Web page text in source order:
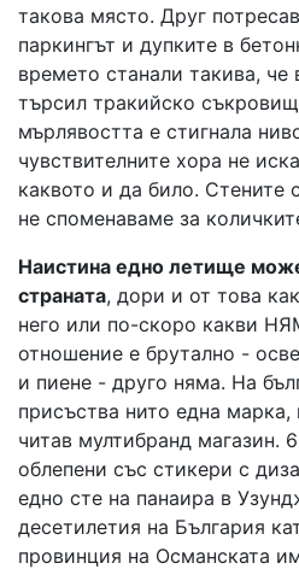
такова място. Друг
паркингът и дупките в
времето станали такива, че
търсил тракийско
мърлявостта е стигнала
чувствителните хора не
каквото и да било. Стените
не споменаваме за
Наистина едно летище
страната, дори и от това
него или по-скоро какви
отношение е брутално -
и пиене - друго няма. На
присъства нито една
читав мултибранд магазин.
облепени със стикери с
едно сте на панаира в
десетилетия на България
провинция на Османската